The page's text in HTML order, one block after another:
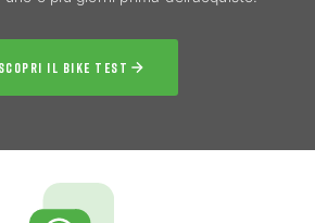
SCOPRI IL BIKE TEST